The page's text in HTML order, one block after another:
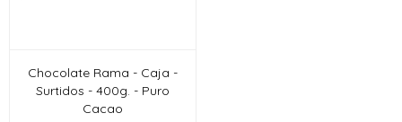
Chocolate Rama - Caja -
Surtidos - 400g. - Puro
Cacao